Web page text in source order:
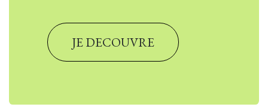
JE DECOUVRE